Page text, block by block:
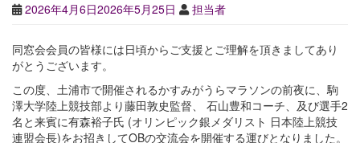
2026年4月6日2026年5月25日 担当者
同窓会会員の皆様には日頃からご支援とご理解を頂きましてあり
がとうございます。
この度、土浦市で開催されるかすみがうらマラソンの前夜に、駒
澤大学陸上競技部より藤田敦史監督、 石山豊和コーチ、及び選手2
名と来賓に有森裕子氏 (オリンピック銀メダリスト 日本陸上競技
連盟会長)をお招きしてOBの交流会を開催する運びとなりました。